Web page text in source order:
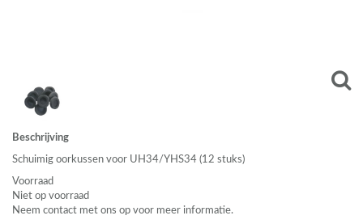
Beschrijving
Schuimig oorkussen voor UH34/YHS34 (12 stuks)
Voorraad
Niet op voorraad
Neem contact met ons op voor meer informatie.